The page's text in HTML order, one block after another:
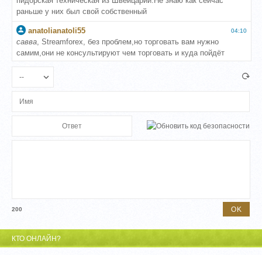
200
КТО ОНЛАЙН?